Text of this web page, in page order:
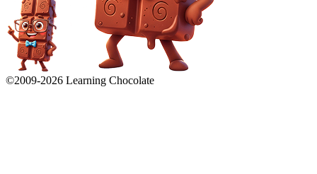
©2009-2026 Learning Chocolate